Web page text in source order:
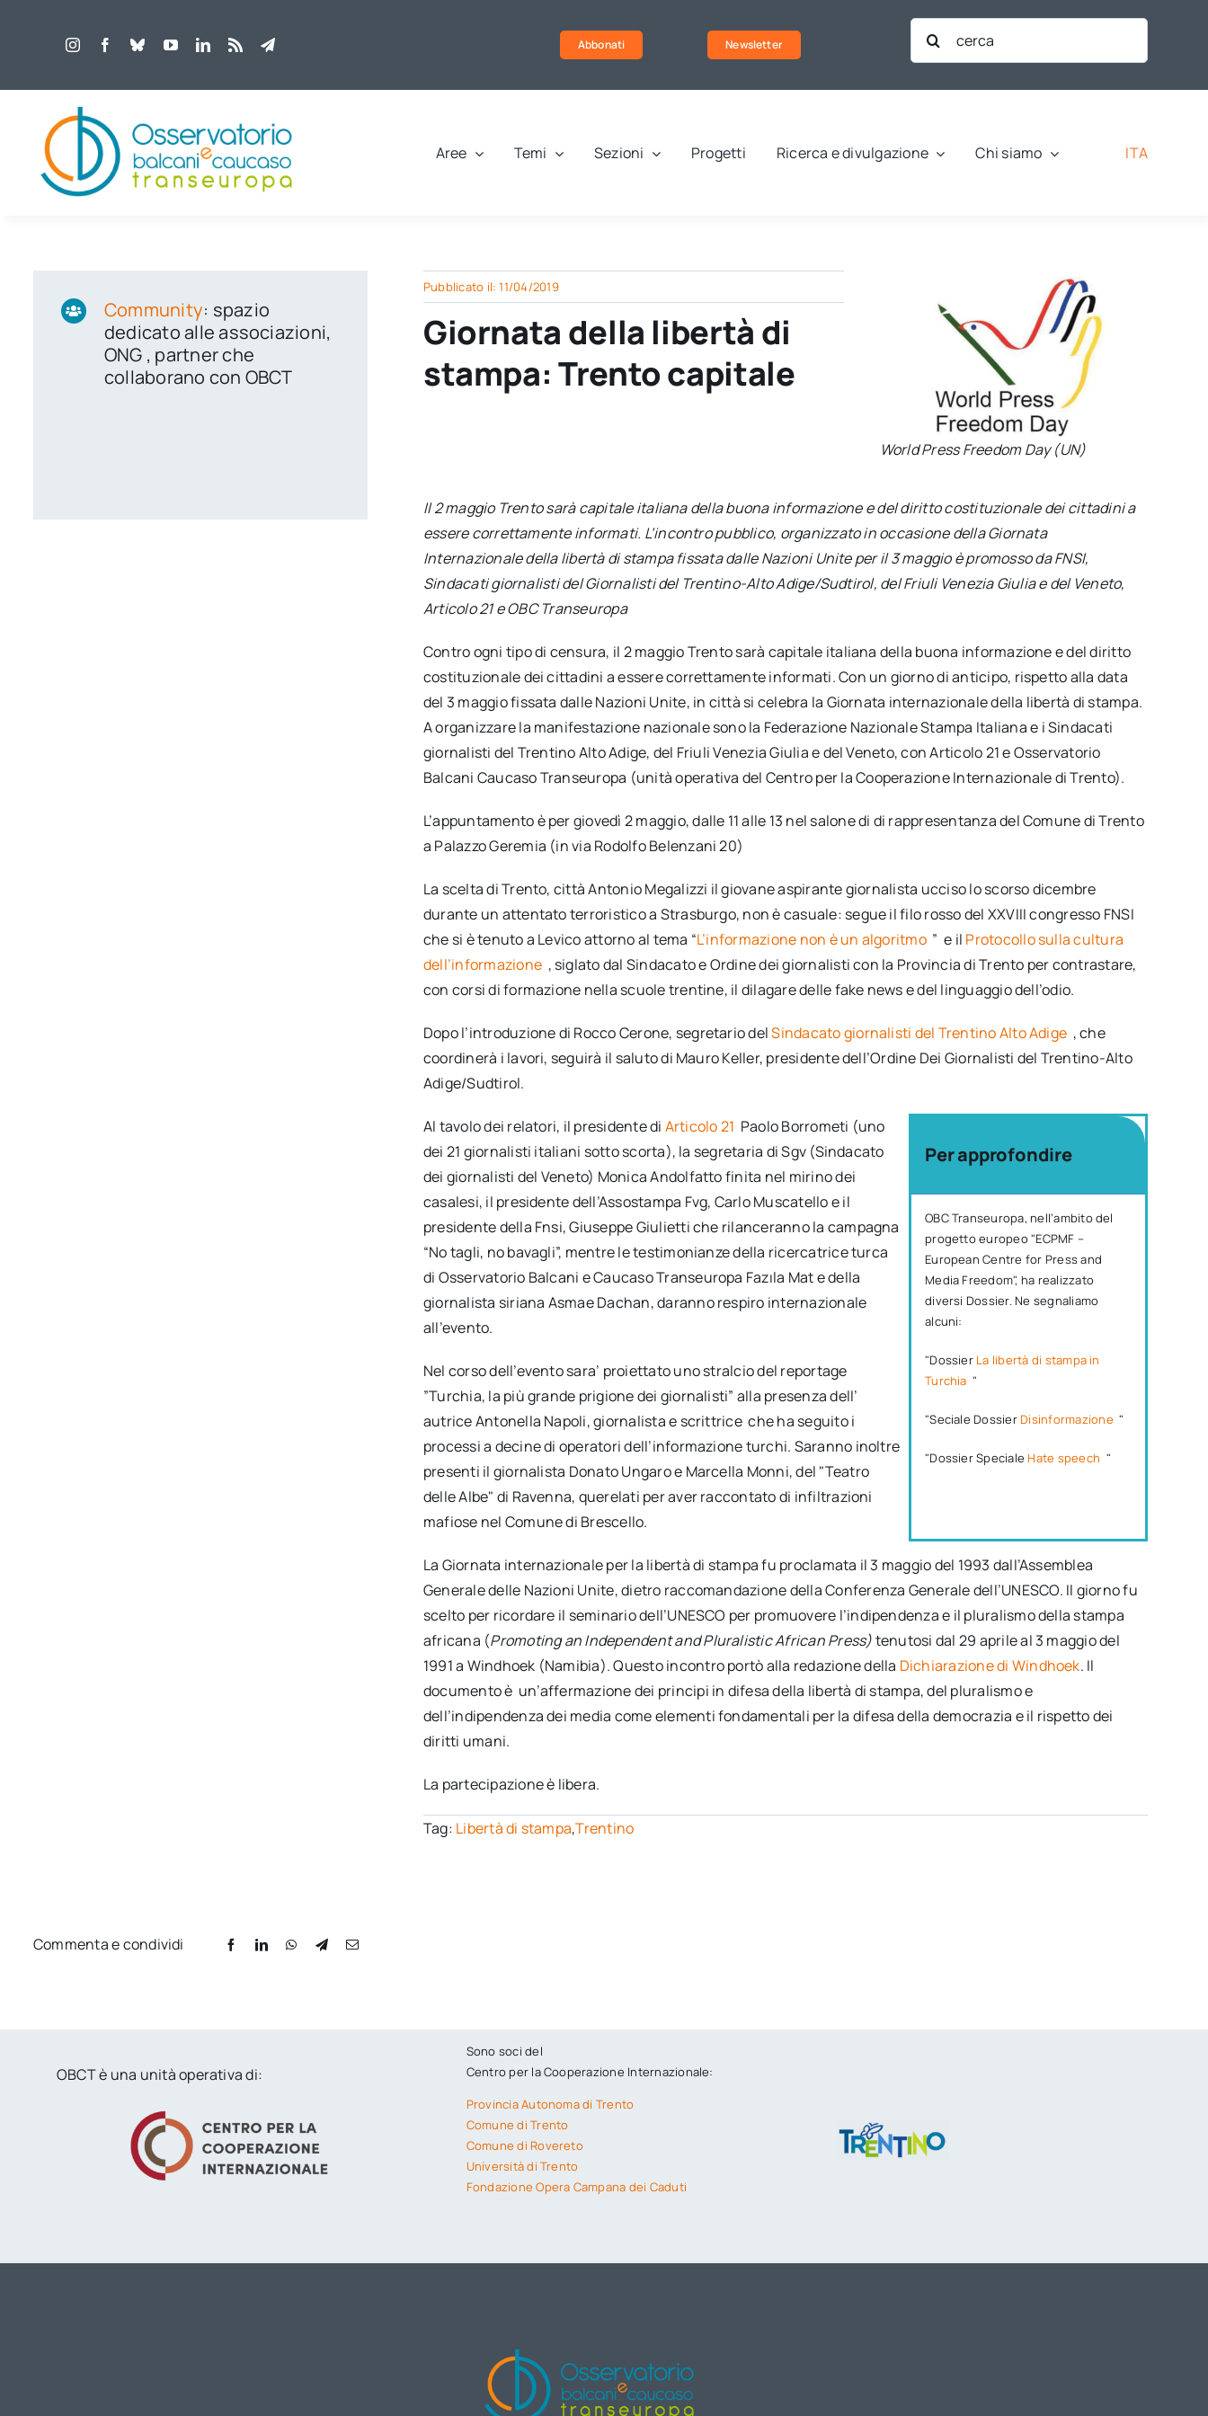
Abbonati Newsletter
Cerca
per:
Aree Temi Sezioni Progetti Ricerca e divulgazione Chi siamo ITA
Community: spazio
dedicato alle associazioni,
ONG , partner che
collaborano con OBCT
Pubblicato il: 11/04/2019
Giornata della libertà di
stampa: Trento capitale
World Press Freedom Day (UN)
Il 2 maggio Trento sarà capitale italiana della buona informazione e del diritto costituzionale dei cittadini a
essere correttamente informati. L’incontro pubblico, organizzato in occasione della Giornata
Internazionale della libertà di stampa fissata dalle Nazioni Unite per il 3 maggio è promosso da FNSI,
Sindacati giornalisti del Giornalisti del Trentino-Alto Adige/Sudtirol, del Friuli Venezia Giulia e del Veneto,
Articolo 21 e OBC Transeuropa
Contro ogni tipo di censura, il 2 maggio Trento sarà capitale italiana della buona informazione e del diritto
costituzionale dei cittadini a essere correttamente informati. Con un giorno di anticipo, rispetto alla data
del 3 maggio fissata dalle Nazioni Unite, in città si celebra la Giornata internazionale della libertà di stampa.
A organizzare la manifestazione nazionale sono la Federazione Nazionale Stampa Italiana e i Sindacati
giornalisti del Trentino Alto Adige, del Friuli Venezia Giulia e del Veneto, con Articolo 21 e Osservatorio
Balcani Caucaso Transeuropa (unità operativa del Centro per la Cooperazione Internazionale di Trento).
L’appuntamento è per giovedì 2 maggio, dalle 11 alle 13 nel salone di di rappresentanza del Comune di Trento
a Palazzo Geremia (in via Rodolfo Belenzani 20)
La scelta di Trento, città Antonio Megalizzi il giovane aspirante giornalista ucciso lo scorso dicembre
durante un attentato terroristico a Strasburgo, non è casuale: segue il filo rosso del XXVIII congresso FNSI
che si è tenuto a Levico attorno al tema “L’informazione non è un algoritmo ” e il Protocollo sulla cultura
dell’informazione , siglato dal Sindacato e Ordine dei giornalisti con la Provincia di Trento per contrastare,
con corsi di formazione nella scuole trentine, il dilagare delle fake news e del linguaggio dell’odio.
Dopo l’introduzione di Rocco Cerone, segretario delSindacato giornalisti del Trentino Alto Adige , che
coordinerà i lavori, seguirà il saluto di Mauro Keller, presidente dell’Ordine Dei Giornalisti del Trentino-Alto
Adige/Sudtirol.
Per approfondire
OBC Transeuropa, nell’ambito del
progetto europeo "ECPMF –
European Centre for Press and
Media Freedom", ha realizzato
diversi Dossier. Ne segnaliamo
alcuni:
"Dossier La libertà di stampa in
Turchia "
"Seciale DossierDisinformazione "
"Dossier SpecialeHate speech "
Al tavolo dei relatori, il presidente di Articolo 21 Paolo Borrometi (uno
dei 21 giornalisti italiani sotto scorta), la segretaria di Sgv (Sindacato
dei giornalisti del Veneto) Monica Andolfatto finita nel mirino dei
casalesi, il presidente dell’Assostampa Fvg, Carlo Muscatello e il
presidente della Fnsi, Giuseppe Giulietti che rilanceranno la campagna
“No tagli, no bavagli”, mentre le testimonianze della ricercatrice turca
di Osservatorio Balcani e Caucaso Transeuropa Fazıla Mat e della
giornalista siriana Asmae Dachan, daranno respiro internazionale
all’evento.
Nel corso dell’evento sara’ proiettato uno stralcio del reportage
”Turchia, la più grande prigione dei giornalisti” alla presenza dell’
autrice Antonella Napoli, giornalista e scrittrice che ha seguito i
processi a decine di operatori dell’informazione turchi. Saranno inoltre
presenti il giornalista Donato Ungaro e Marcella Monni, del "Teatro
delle Albe" di Ravenna, querelati per aver raccontato di infiltrazioni
mafiose nel Comune di Brescello.
La Giornata internazionale per la libertà di stampa fu proclamata il 3 maggio del 1993 dall’Assemblea
Generale delle Nazioni Unite, dietro raccomandazione della Conferenza Generale dell’UNESCO. Il giorno fu
scelto per ricordare il seminario dell’UNESCO per promuovere l’indipendenza e il pluralismo della stampa
africana (Promoting an Independent and Pluralistic African Press)tenutosi dal 29 aprile al 3 maggio del
1991 a Windhoek (Namibia). Questo incontro portò alla redazione della Dichiarazionedi Windhoek. Il
documento è un’affermazione dei principi in difesa della libertà di stampa, del pluralismo e
dell’indipendenza dei media come elementi fondamentali per la difesa della democrazia e il rispetto dei
diritti umani.
La partecipazione è libera.
Tag: Libertà di stampa,Trentino
Commenta e condividi
OBCT è una unità operativa di:
Sono soci del
Centro per la Cooperazione Internazionale:
Provincia Autonoma di Trento
Comune di Trento
Comune di Rovereto
Università di Trento
Fondazione Opera Campana dei Caduti